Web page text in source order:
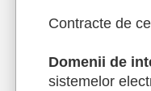
Contracte de
Domenii de
sistemelor